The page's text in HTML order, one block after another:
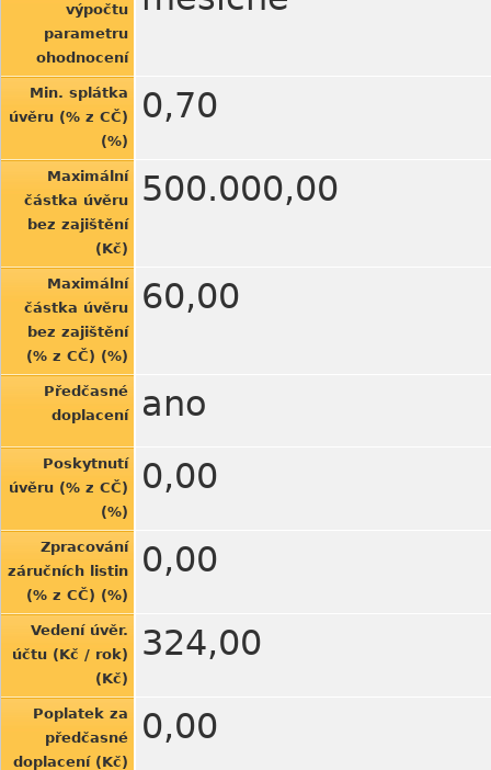
výpočtu
parametru
ohodnocení
Min. splátka
úvěru (% z CČ)
(%)
0,70
Maximální
částka úvěru
bez zajištění
(Kč)
500.000,00
Maximální
částka úvěru
bez zajištění
(% z CČ) (%)
60,00
Předčasné
doplacení
ano
Poskytnutí
úvěru (% z CČ)
(%)
0,00
Zpracování
záručních listin
(% z CČ) (%)
0,00
Vedení úvěr.
účtu (Kč / rok)
(Kč)
324,00
Poplatek za
předčasné
doplacení (Kč)
0,00